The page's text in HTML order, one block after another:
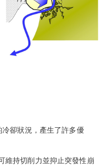
卻狀況，產生了許多優
維持切削力並抑止突發性崩